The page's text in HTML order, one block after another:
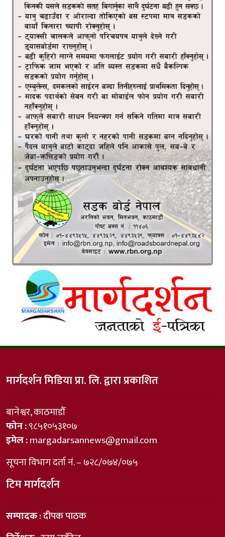
मार्गदर्शन मिडिया प्रा. लि. द्वारा प्रकाशित
बानेश्वर, काठमाडौँ
फोन :९८५१०५३१०७
इमेल :margadarsannews@gmail.com
सूचना विभाग दर्ता नं. – ७२८/०७४/०७५
टिम मार्गदर्शन
सम्पादक: दीपक पाठक